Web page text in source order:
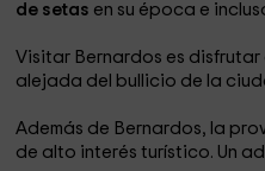
de setas en su época e
Visitar Bernardos es
alejada del bullicio de la
Además de Bernardos, la
de alto interés turístico. Un